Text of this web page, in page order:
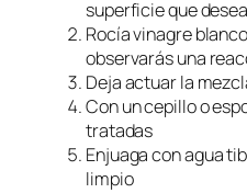
superficie que
Rocía vinagre
observarás una
Deja actuar la
Con un cepillo o
tratadas
Enjuaga con agua
limpio